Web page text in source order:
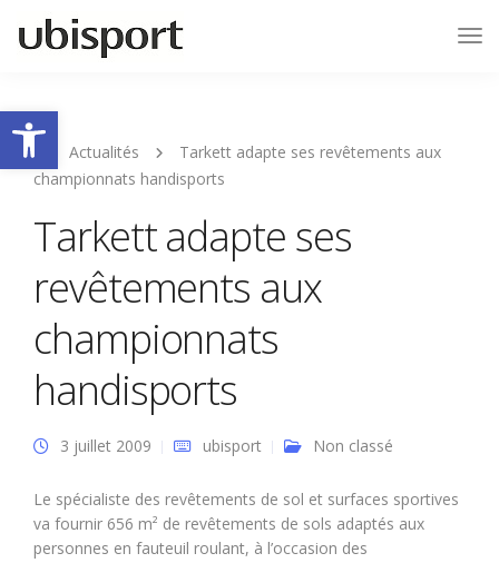
Ouvrir la barre d’outils
Actualités
Tarkett adapte ses revêtements aux
championnats handisports
Tarkett adapte ses
revêtements aux
championnats
handisports
3 juillet 2009 ubisport Non classé
Le spécialiste des revêtements de sol et surfaces sportives
va fournir 656 m² de revêtements de sols adaptés aux
personnes en fauteuil roulant, à l’occasion des